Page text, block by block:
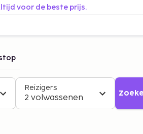
voor de beste prijs.
Reizigers
2 volwassenen